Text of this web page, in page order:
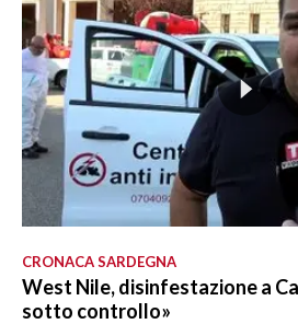
CRONACA SARDEGNA
West Nile, disinfestazione a
sotto controllo»